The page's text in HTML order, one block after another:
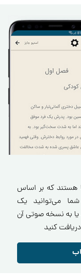
هستند که بر اساس
می‌توانید یک
بخوانید یا به نسخه صوتی آن
کنید